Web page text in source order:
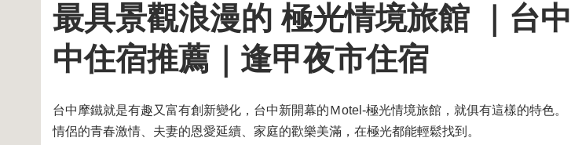
最具景觀浪漫的 極光情境旅館 ｜台
中住宿推薦｜逢甲夜市住宿
台中摩鐵就是有趣又富有創新變化，台中新開幕的Ｍotel-極光情境旅館，就俱有這樣的特色。
情侶的青春激情、夫妻的恩愛延續、家庭的歡樂美滿，在極光都能輕鬆找到。